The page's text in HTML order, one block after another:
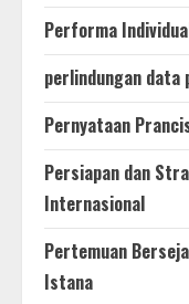
Performa
perlindungan data
Pernyataan
Persiapan dan
Internasional
Pertemuan
Istana